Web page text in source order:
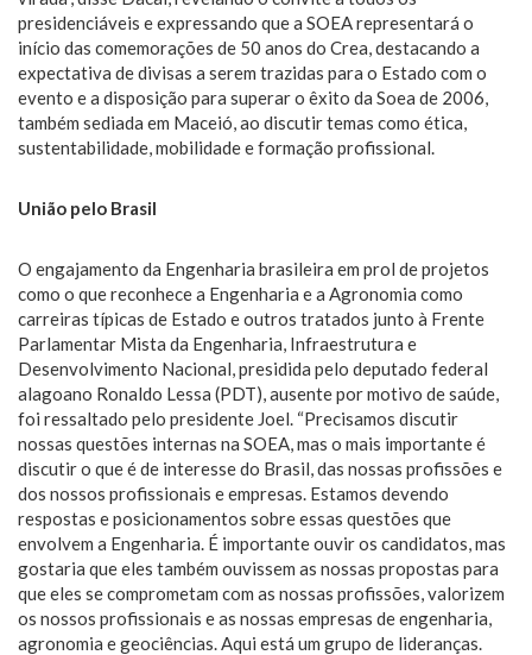
presidenciáveis e expressando que a SOEA representará o
início das comemorações de 50 anos do Crea, destacando a
expectativa de divisas a serem trazidas para o Estado com o
evento e a disposição para superar o êxito da Soea de 2006,
também sediada em Maceió, ao discutir temas como ética,
sustentabilidade, mobilidade e formação profissional.
União pelo Brasil
O engajamento da Engenharia brasileira em prol de projetos
como o que reconhece a Engenharia e a Agronomia como
carreiras típicas de Estado e outros tratados junto à Frente
Parlamentar Mista da Engenharia, Infraestrutura e
Desenvolvimento Nacional, presidida pelo deputado federal
alagoano Ronaldo Lessa (PDT), ausente por motivo de saúde,
foi ressaltado pelo presidente Joel. “Precisamos discutir
nossas questões internas na SOEA, mas o mais importante é
discutir o que é de interesse do Brasil, das nossas profissões e
dos nossos profissionais e empresas. Estamos devendo
respostas e posicionamentos sobre essas questões que
envolvem a Engenharia. É importante ouvir os candidatos, mas
gostaria que eles também ouvissem as nossas propostas para
que eles se comprometam com as nossas profissões, valorizem
os nossos profissionais e as nossas empresas de engenharia,
agronomia e geociências. Aqui está um grupo de lideranças.